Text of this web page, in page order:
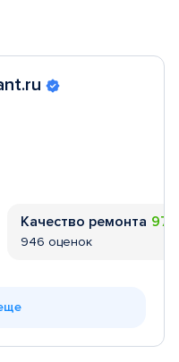
Качество ремонта
946 оценок